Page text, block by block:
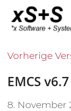
Vorherige
EMCS v6.7
8. November